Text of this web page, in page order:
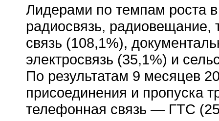
Лидерами по темпам роста в
радиосвязь, радиовещание,
связь (108,1%),
электросвязь (35,1%) и
По результатам 9 месяцев
присоединения и пропуска
телефонная связь — ГТС